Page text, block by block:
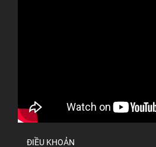
ĐIỀU KHOẢN